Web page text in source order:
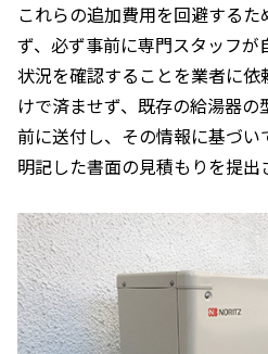
これらの追加費用を回避する
ず、必ず事前に専門スタッフ
状況を確認することを業者に依
けで済ませず、既存の給湯器
前に送付し、その情報に基づ
明記した書面の見積もりを提出